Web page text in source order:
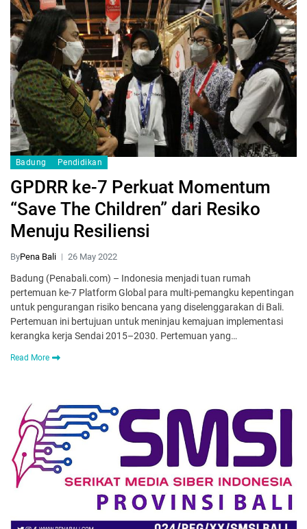
Badung Pendidikan
GPDRR ke-7 Perkuat Momentum
“Save The Children” dari Resiko
Menuju Resiliensi
ByPena Bali 26 May 2022
Badung (Penabali.com) – Indonesia menjadi tuan rumah
pertemuan ke-7 Platform Global para multi-pemangku kepentingan
untuk pengurangan risiko bencana yang diselenggarakan di Bali.
Pertemuan ini bertujuan untuk meninjau kemajuan implementasi
kerangka kerja Sendai 2015–2030. Pertemuan yang…
Read More